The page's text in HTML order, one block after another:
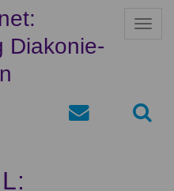
N
t
i
Diakonie-